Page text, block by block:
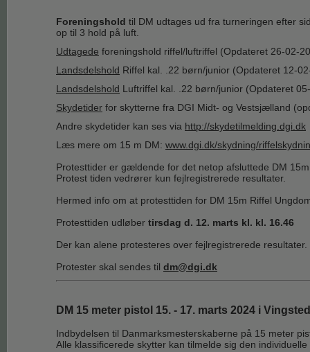
Foreningshold til DM udtages ud fra turneringen efter
op til 3 hold på luft.
Udtagede foreningshold riffel/luftriffel (Opdateret 26-02-
Landsdelshold Riffel kal. .22 børn/junior (Opdateret 12-
Landsdelshold Luftriffel kal. .22 børn/junior (Opdateret
Skydetider for skytterne fra DGI Midt- og Vestsjælland
Andre skydetider kan ses via http://skydetilmelding.dgi.dk
Læs mere om 15 m DM: www.dgi.dk/skydning/
Protesttider er gældende for det netop afsluttede DM
Protest tiden vedrører kun fejlregistrerede resultater.
Hermed info om at protesttiden for DM 15m Riffel
Protesttiden udløber tirsdag d. 12. marts kl. kl. 16.46
Der kan alene protesteres over fejlregistrerede resultater.
Protester skal sendes til dm@dgi.dk
DM 15 meter pistol 15. - 17. marts 2024 i Vingsted
Indbydelsen til Danmarksmesterskaberne på 15 meter
Alle klassificerede skytter kan tilmelde sig den